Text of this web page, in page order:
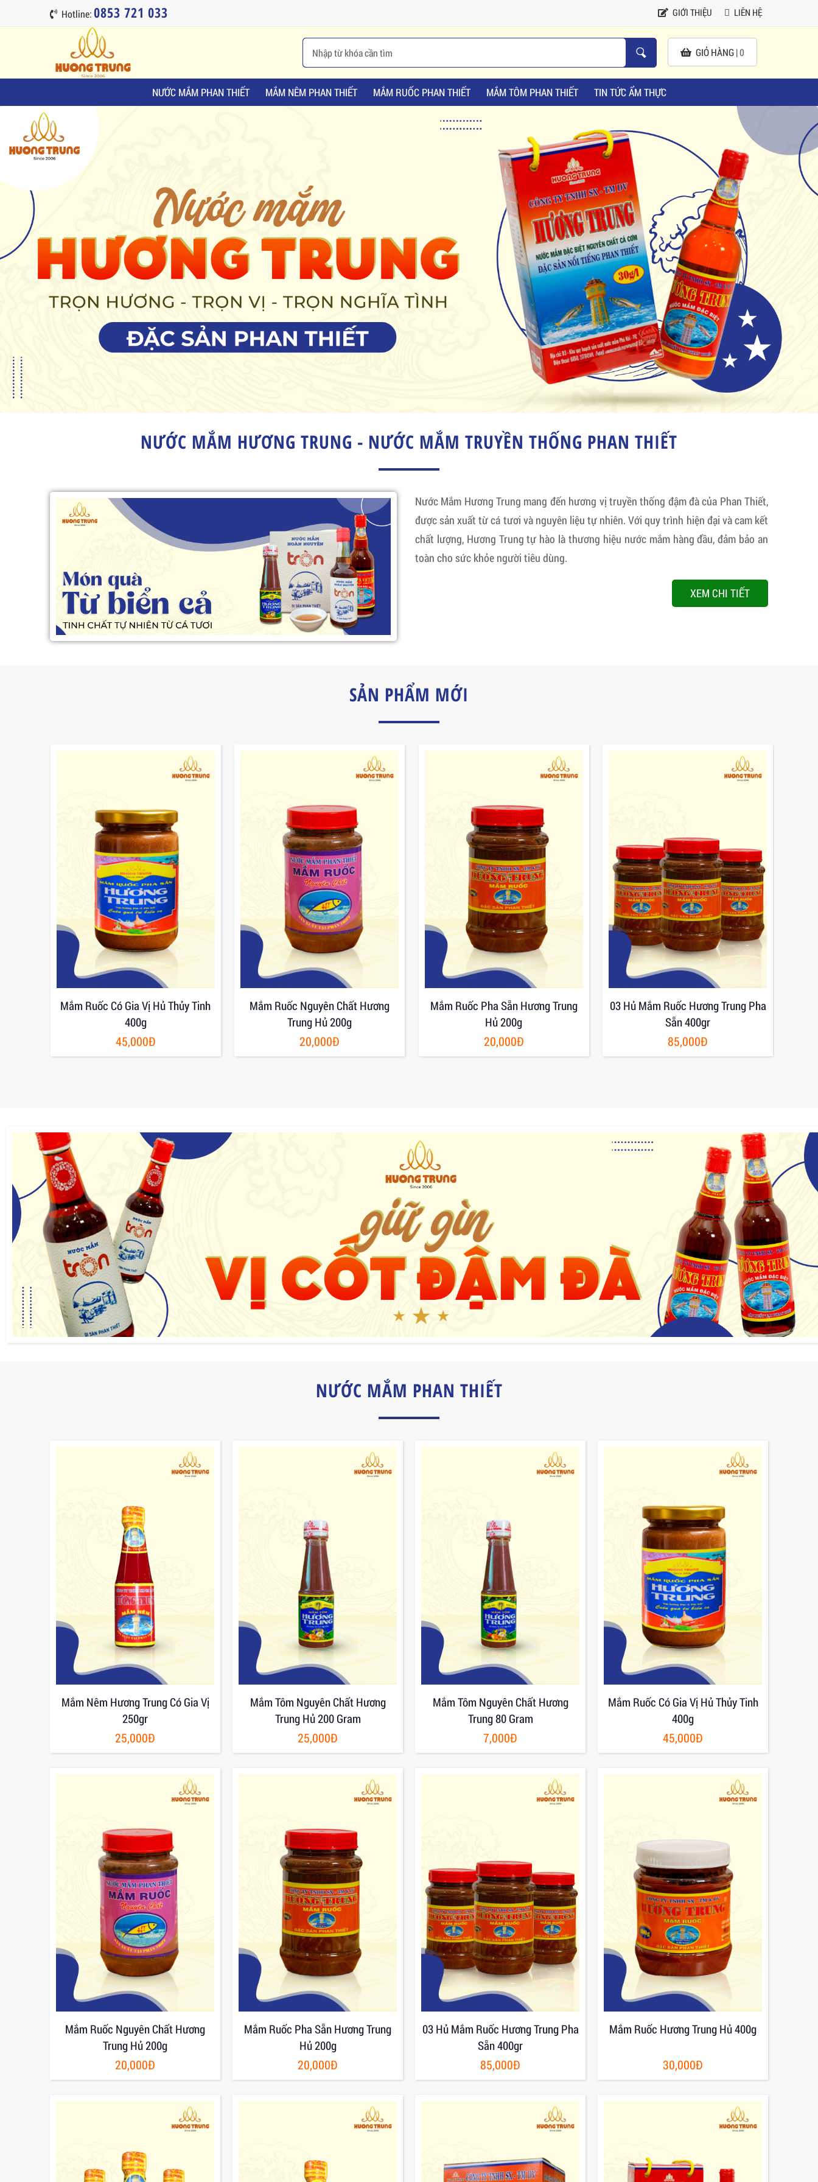
Hotline:0853 721 033 GIỚI THIỆU LIÊN HỆ
GIỎ HÀNG |0
NƯỚC MẮM PHAN THIẾT MẮM NÊM PHAN THIẾT MẮM RUỐC PHAN THIẾT MẮM TÔM PHAN THIẾT TIN TỨC ẨM THỰC
NƯỚC MẮM HƯƠNG TRUNG - NƯỚC MẮM TRUYỀN THỐNG PHAN THIẾT
Nước Mắm Hương Trung mang đến hương vị truyền thống đậm đà của Phan Thiết,
được sản xuất từ cá tươi và nguyên liệu tự nhiên. Với quy trình hiện đại và cam kết
chất lượng, Hương Trung tự hào là thương hiệu nước mắm hàng đầu, đảm bảo an
toàn cho sức khỏe người tiêu dùng.
XEM CHI TIẾT
SẢN PHẨM MỚI
Mắm Ruốc Có Gia Vị Hủ Thủy Tinh
400g
45,000Đ
Mắm Ruốc Nguyên Chất Hương
Trung Hủ 200g
20,000Đ
Mắm Ruốc Pha Sẵn Hương Trung
Hủ 200g
20,000Đ
03 Hủ Mắm Ruốc Hương Trung Pha
Sẵn 400gr
85,000Đ
NƯỚC MẮM PHAN THIẾT
Mắm Nêm Hương Trung Có Gia Vị
250gr
25,000Đ
Mắm Tôm Nguyên Chất Hương
Trung Hủ 200 Gram
25,000Đ
Mắm Tôm Nguyên Chất Hương
Trung 80 Gram
7,000Đ
Mắm Ruốc Có Gia Vị Hủ Thủy Tinh
400g
45,000Đ
Mắm Ruốc Nguyên Chất Hương
Trung Hủ 200g
20,000Đ
Mắm Ruốc Pha Sẵn Hương Trung
Hủ 200g
20,000Đ
03 Hủ Mắm Ruốc Hương Trung Pha
Sẵn 400gr
85,000Đ
Mắm Ruốc Hương Trung Hủ 400g
30,000Đ